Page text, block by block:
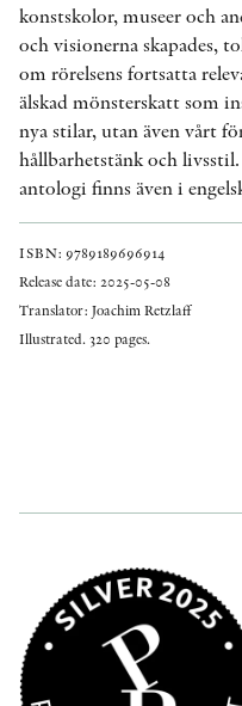
konstskolor, museer och
och visionerna skapades,
om rörelsens fortsatta
älskad mönsterskatt som
nya stilar, utan även vårt
hållbarhetstänk och
antologi finns även i
ISBN: 9789189696914
Release date: 2025-05-08
Translator: Joachim Retzlaff
Illustrated. 320 pages.